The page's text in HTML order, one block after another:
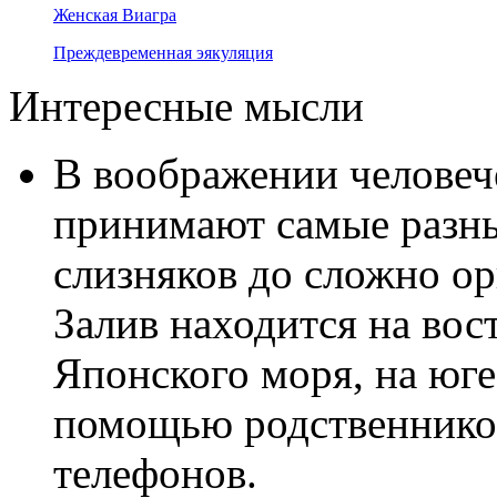
Женская Виагра
Преждевременная эякуляция
Интересные мысли
В воображении
принимают самые
слизняков до сложно
Залив находится на
Японского моря, на
помощью
телефонов.